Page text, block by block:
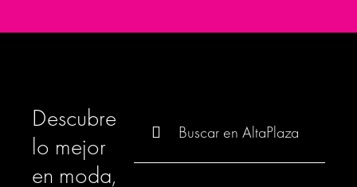
Descubre
lo mejor
en moda,